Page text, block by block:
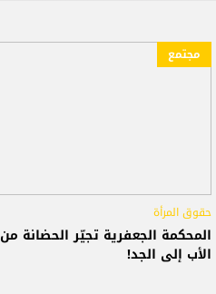
مجتمع
حقوق المرأة
المحكمة الجعفرية تجيّر الحضانة من
الأب إلى الجد!